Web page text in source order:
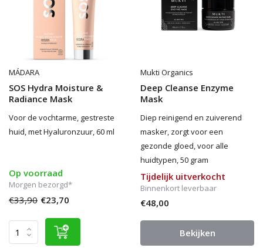
MÁDARA
SOS Hydra Moisture &
Radiance Mask
Voor de vochtarme, gestreste
huid, met Hyaluronzuur, 60 ml
Op voorraad
Morgen bezorgd*
€33,90 €23,70
Mukti Organics
Deep Cleanse Enzyme
Mask
Diep reinigend en zuiverend
masker, zorgt voor een
gezonde gloed, voor alle
huidtypen, 50 gram
Tijdelijk uitverkocht
Binnenkort leverbaar
€48,00
Bekijken